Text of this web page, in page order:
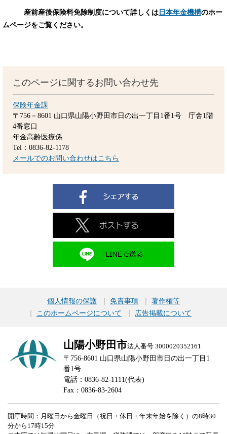
産前産後保険料免除制度について詳しくは 日本年金機構のホー
ムページをご覧ください。
このページに関するお問い合わせ先
保険年金課
〒756－8601 山口県山陽小野田市日の出一丁目1番1号 庁舎1階
4番窓口
年金高齢医療係
Tel：0836-82-1178
メールでのお問い合わせはこちら
個人情報の保護 免責事項
著作権等
このホームページについて
広告掲載について
山陽小野田市法人番号 3000020352161
〒756-8601 山口県山陽小野田市日の出一丁目1
番1号
電話：0836-82-1111(代表)
Fax：0836-83-2604
開庁時間：月曜日から金曜日（祝日・休日・年末年始を除く）の8時30
分から17時15分